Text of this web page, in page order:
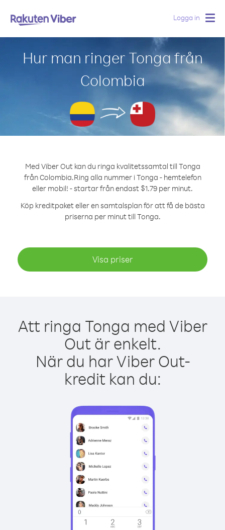
Logga in
Hur man ringer Tonga från
Colombia
Med Viber Out kan du ringa kvalitetssamtal till Tonga
från Colombia.Ring alla nummer i Tonga - hemtelefon
eller mobil! - startar från endast $1.79 per minut.
Köp kreditpaket eller en samtalsplan för att få de bästa
priserna per minut till Tonga.
Visa priser
Att ringa Tonga med Viber
Out är enkelt.
När du har Viber Out-
kredit kan du: